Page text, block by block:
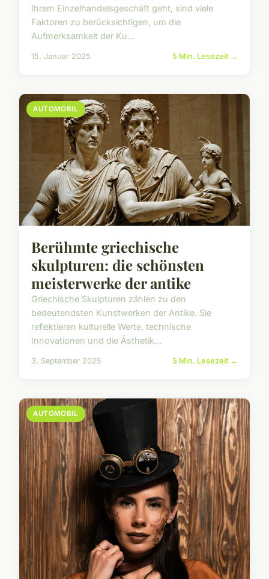
Ihrem Einzelhandelsgeschäft geht, sind viele
Faktoren zu berücksichtigen, um die
Aufmerksamkeit der Ku...
15. Januar 2025 5 Min. Lesezeit →
AUTOMOBIL
Berühmte griechische
skulpturen: die schönsten
meisterwerke der antike
Griechische Skulpturen zählen zu den
bedeutendsten Kunstwerken der Antike. Sie
reflektieren kulturelle Werte, technische
Innovationen und die Ästhetik...
3. September 2025 5 Min. Lesezeit →
AUTOMOBIL